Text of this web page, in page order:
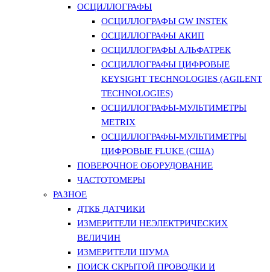
ОСЦИЛЛОГРАФЫ
ОСЦИЛЛОГРАФЫ GW INSTEK
ОСЦИЛЛОГРАФЫ АКИП
ОСЦИЛЛОГРАФЫ АЛЬФАТРЕК
ОСЦИЛЛОГРАФЫ ЦИФРОВЫЕ
KEYSIGHT TECHNOLOGIES (AGILENT
TECHNOLOGIES)
ОСЦИЛЛОГРАФЫ-МУЛЬТИМЕТРЫ
METRIX
ОСЦИЛЛОГРАФЫ-МУЛЬТИМЕТРЫ
ЦИФРОВЫЕ FLUKE (США)
ПОВЕРОЧНОЕ ОБОРУДОВАНИЕ
ЧАСТОТОМЕРЫ
РАЗНОЕ
ДТКБ ДАТЧИКИ
ИЗМЕРИТЕЛИ НЕЭЛЕКТРИЧЕСКИХ
ВЕЛИЧИН
ИЗМЕРИТЕЛИ ШУМА
ПОИСК СКРЫТОЙ ПРОВОДКИ И